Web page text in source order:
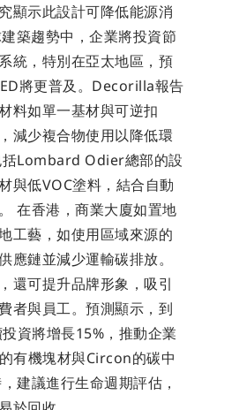
顯示此設計可降低能源消
築趨勢中，企業將投資節
統，特別在亞太地區，預
將更普及。Decorilla報告
料如單一基材與可逆扣
減少複合物使用以降低環
括Lombard Odier總部的設
與低VOC塗料，結合自動
在香港，商業大廈如置地
工藝，如使用區域來源的
應鏈並減少運輸碳排放。
還可提升品牌形象，吸引
者與員工。預測顯示，到
資將增長15%，推動企業
有機塊材與Circon的碳中
建議進行生命週期評估，